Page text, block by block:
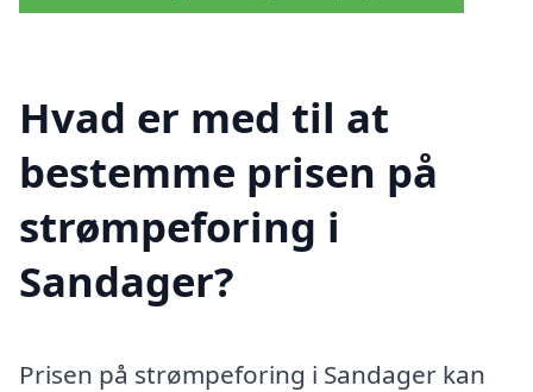
Hvad er med til at
bestemme prisen på
strømpeforing i
Sandager?
Prisen på strømpeforing i Sandager kan